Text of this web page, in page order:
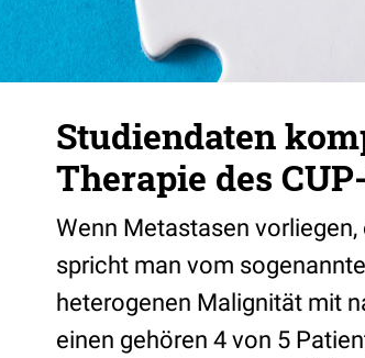
Studiendaten
Therapie des
Wenn Metastasen
spricht man vom
heterogenen Malignität mit
einen gehören 4 von 5